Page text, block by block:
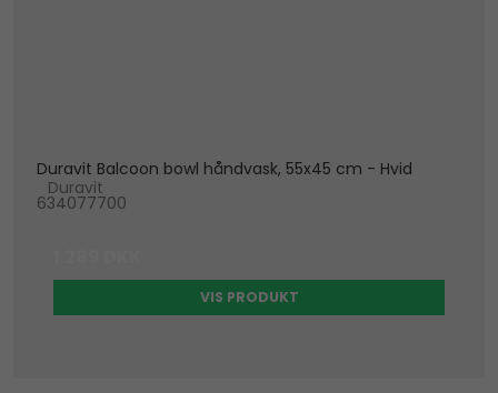
Duravit Balcoon bowl håndvask, 55x45 cm - Hvid
Duravit
634077700
VIS PRODUKT